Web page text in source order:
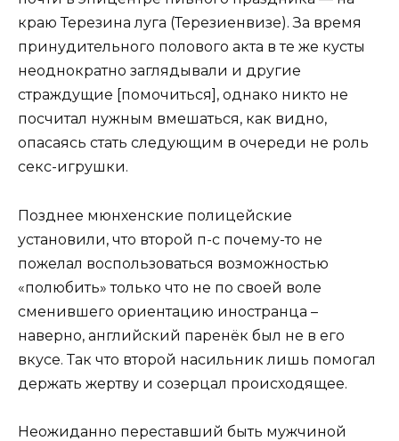
краю Терезина луга (Терезиенвизе). За время
принудительного полового акта в те же кусты
неоднократно заглядывали и другие
страждущие [помочиться], однако никто не
посчитал нужным вмешаться, как видно,
опасаясь стать следующим в очереди не роль
секс-игрушки.
Позднее мюнхенские полицейские
установили, что второй п-с почему-то не
пожелал воспользоваться возможностью
«полюбить» только что не по своей воле
сменившего ориентацию иностранца –
наверно, английский паренёк был не в его
вкусе. Так что второй насильник лишь помогал
держать жертву и созерцал происходящее.
Неожиданно переставший быть мужчиной